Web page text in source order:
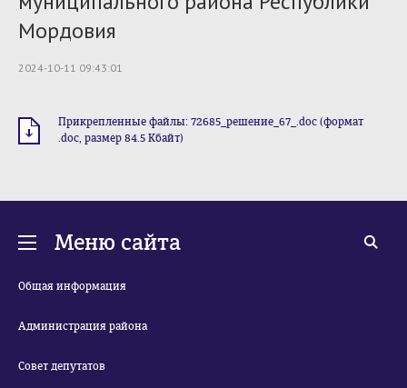
Мордовия
2024-10-11 09:43:01
Прикрепленные файлы: 72685_решение_67_.doc (формат
.doc, размер 84.5 Кбайт)
Меню сайта
Общая информация
Администрация района
Совет депутатов